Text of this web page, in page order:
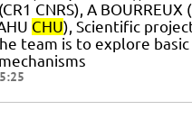
CNRS), A BOURREUX
CHU), Scientific
team is to explore basic